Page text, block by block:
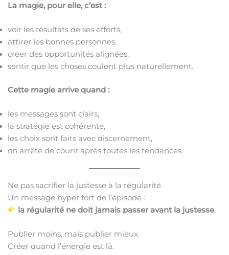
La magie, pour elle, c’est :
voir les résultats de ses efforts,
attirer les bonnes personnes,
créer des opportunités alignées,
sentir que les choses coulent plus naturellement.
Cette magie arrive quand :
les messages sont clairs,
la stratégie est cohérente,
les choix sont faits avec discernement,
on arrête de courir après toutes les tendances.
Ne pas sacrifier la justesse à la régularité
Un message hyper fort de l’épisode :
la régularité ne doit jamais passer avant la justesse.
Publier moins, mais publier mieux.
Créer quand l’énergie est là.